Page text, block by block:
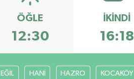
ÖĞLE
12:30
İKINDI
16:18
EĞİL HANİ HAZRO KOCAKÖY